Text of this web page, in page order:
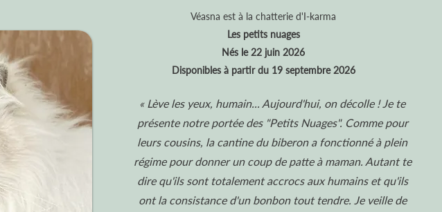
Véasna est à la chatterie d'I-karma
Les petits nuages
Nés le 22 juin 2026
Disponibles à partir du 19 septembre 2026
« Lève les yeux, humain... Aujourd'hui, on décolle ! Je te
présente notre portée des "Petits Nuages". Comme pour
leurs cousins, la cantine du biberon a fonctionné à plein
régime pour donner un coup de patte à maman. Autant te
dire qu'ils sont totalement accrocs aux humains et qu'ils
ont la consistance d'un bonbon tout tendre. Je veille de